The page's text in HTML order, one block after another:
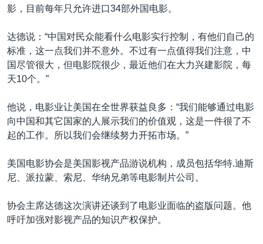
影，目前每年只允许进口34部外国电影。
达德说：“中国对民众能看什么电影实行控制，有他们自己的
标准，这一点我们并不意外。不过有一点值得我们注意，中
国尽管很大，但电影院很少，最近他们在大力兴建影院，每
天10个。”
他说，电影业让美国在全世界获益良多：“我们能够通过电影
向中国和其它国家的人展示我们的价值观，这是一件很了不
起的工作。所以我们会继续努力开拓市场。”
美国电影协会是美国影视产品游说机构，成员包括华特.迪斯
尼、派拉蒙、索尼、华纳兄弟等电影制片公司。
协会主席达德这次演讲还谈到了电影业面临的盗版问题。他
呼吁加强对影视产品的知识产权保护。​